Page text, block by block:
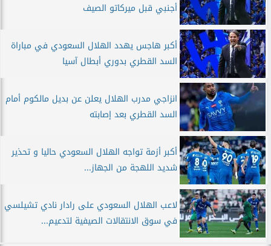
أجنبي قبل ميركاتو الصيف
أكبر هاجس يهدد الهلال السعودي في مباراة
السد القطري بدوري أبطال آسيا
انزاجي مدرب الهلال يعلن عن بديل مالكوم أمام
السد القطري بعد إصابته
أكبر أزمة تواجه الهلال السعودي حاليا و تحذير
شديد اللهجة من الجهاز...
لاعب الهلال السعودي على رادار نادي تشيلسي
في سوق الانتقالات الصيفية لتدعيم...